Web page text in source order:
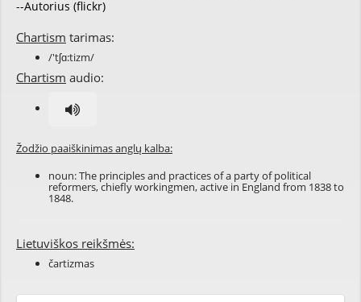
--Autorius (flickr)
Chartism tarimas:
/'tʃɑ:tizm/
Chartism audio:
Žodžio paaiškinimas anglų kalba:
noun: The principles and practices of a party of political
reformers, chiefly workingmen, active in England from 1838 to
1848.
Lietuviškos reikšmės:
čartizmas